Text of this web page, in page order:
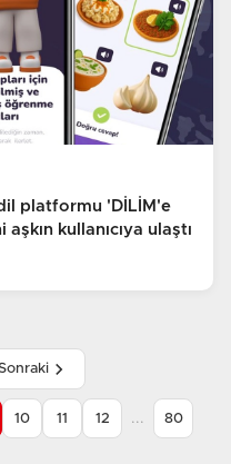
platformu 'DİLİM'e
kullanıcıya ulaştı
10 11 12 ... 80